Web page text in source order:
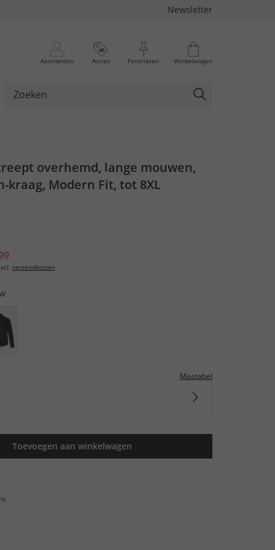
Newsletter
Aanmelden Acties Favorieten Winkelwagen
overhemd, lange mouwen,
kraag, Modern Fit, tot 8XL
verzendkosten
Maatabel
Toevoegen aan winkelwagen